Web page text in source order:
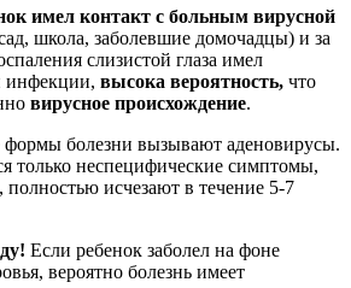
имел контакт с больным вирусной
школа, заболевшие домочадцы) и за
слизистой глаза имел
инфекции, высока вероятность, что
вирусное происхождение.
формы болезни вызывают аденовирусы.
только неспецифические симптомы,
полностью исчезают в течение 5-7
Если ребенок заболел на фоне
вероятно болезнь имеет